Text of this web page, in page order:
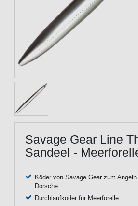
Savage Gear Line
Sandeel -
Köder von Savage Gear zum
Dorsche
Durchlaufköder für Meerforelle